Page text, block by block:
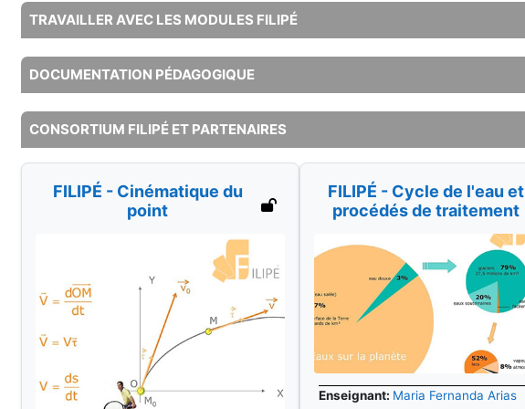
TRAVAILLER AVEC LES MODULES FILIPÉ
DOCUMENTATION PÉDAGOGIQUE
CONSORTIUM FILIPÉ ET PARTENAIRES
FILIPÉ - Cinématique du
point
FILIPÉ - Cycle de l'eau et
procédés de traitement
Enseignant: Maria Fernanda Arias